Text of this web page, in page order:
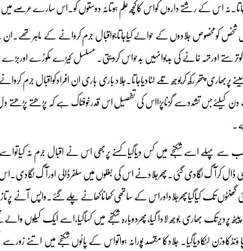
اس کے رشتے داروں کواس کاکچھ علم ہوتانہ دوستوں کو۔اس سارے عرصے میں
شخص کومخصوص جلادوں کے حوالے کیاجاتاجواقبال جرم کروانے کے
کوترستے اورتہہ خانے کی بدبوانہیں بدحواس کردیتی۔ مسلسل کیڑے مکوڑے
تشددسے گزناپڑااس کی تفصیل اس قدرخوفناک ہے کہ پڑھتے پڑھتے دل
سے پہلے اسے شکنجے میں کس دیاگیا۔کسنے پربھی اس نے اقبال جرم نہ
ڈال کرآگ لگادی گئی۔پھرجلادنے اس کی بغلوں میں سلفرڈالی اورآگ
کئی گھنٹوں تک کیاگیاپھرجلاداوراس کے ساتھی کھاناکھانے چلےگئے۔واپس آنے
پردیرتک بھاری بوجھ لادا گیا،پھردوبارہ شکنجے میں کساگیا،اسے ایک کیلوں
لٹکادیاگیا۔ جلادکا مقصد پورانہ ہواتواس کے پائوں شکنجے میں اتنے